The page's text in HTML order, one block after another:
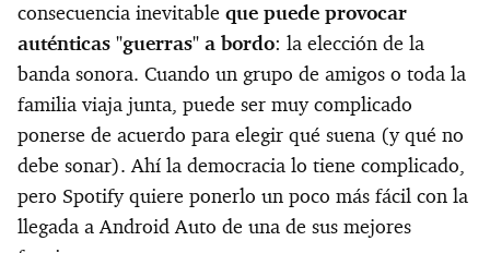
consecuencia inevitable que puede provocar
auténticas "guerras" a bordo: la elección de la
banda sonora. Cuando un grupo de amigos o toda la
familia viaja junta, puede ser muy complicado
ponerse de acuerdo para elegir qué suena (y qué no
debe sonar). Ahí la democracia lo tiene complicado,
pero Spotify quiere ponerlo un poco más fácil con la
llegada a Android Auto de una de sus mejores